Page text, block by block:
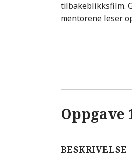
tilbakeblikksfilm.
mentorene leser
Oppgave
BESKRIVELSE